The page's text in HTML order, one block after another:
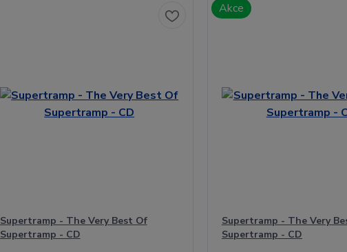
Supertramp - The Very Best Of
Supertramp - CD
Akce
Supertramp - The Very
Supertramp - CD